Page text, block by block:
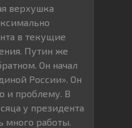
верхушка
в текущие
Путин же
Он начал
России». Он
и проблему. В
у президента
много работы.